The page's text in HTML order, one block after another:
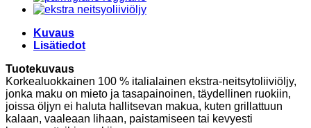
Kuvaus
Lisätiedot
Tuotekuvaus
Korkealuokkainen 100 % italialainen ekstra-neitsytoliiviöljy,
jonka maku on mieto ja tasapainoinen, täydellinen ruokiin,
joissa öljyn ei haluta hallitsevan makua, kuten grillattuun
kalaan, vaaleaan lihaan, paistamiseen tai kevyesti